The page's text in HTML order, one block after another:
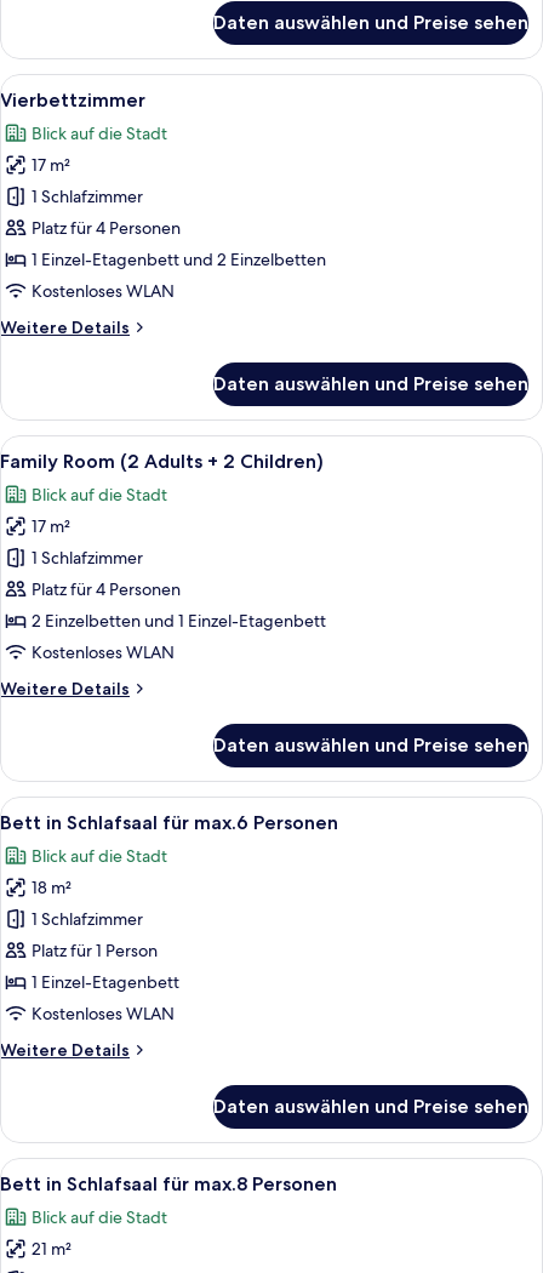
Bed
Room
Daten auswählen und Preise sehen
Alle
Fotos
für
Vierbettzimmer
anzeigen
Ein Zimmer mit Etagenbetten,
27
Vierbettzimmer
Blick auf die Stadt
17 m²
1 Schlafzimmer
Platz für 4 Personen
1 Einzel-Etagenbett und 2 Einzelbetten
Kostenloses WLAN
Weitere Details
Weitere
Daten auswählen und Preise sehen
Alle
Fotos
für
Family
Room
(2
Adults
+
Children)
Ein Hotelzimmer mit zwei
23
Family Room (2 Adults + 2 Children)
Blick auf die Stadt
17 m²
1 Schlafzimmer
Platz für 4 Personen
2 Einzelbetten und 1 Einzel-Etagenbett
Kostenloses WLAN
Weitere Details
Weitere
Room
(2
Adults
2
Children)
Daten auswählen und Preise sehen
Alle
Fotos
für
Bett
in
Schlafsaal
für
max.6 Personen
Ein Schlafsaalzimmer mit
14
Bett in Schlafsaal für max.6 Personen
Blick auf die Stadt
18 m²
1 Schlafzimmer
Platz für 1 Person
1 Einzel-Etagenbett
Kostenloses WLAN
Weitere Details
Weitere
in
Schlafsaal
für
Daten auswählen und Preise sehen
Alle
Fotos
für
Bett
Bett in Schlafsaal für max.8
7
Bett in Schlafsaal für max.8 Personen
Blick auf die Stadt
21 m²